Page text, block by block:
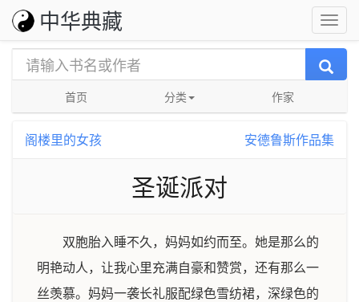
中华典藏
首页 分类 作家
阁楼里的女孩 安德鲁斯作品集
圣诞派对
双胞胎入睡不久，妈妈如约而至。她是那么的
明艳动人，让我心里充满自豪和赞赏，还有那么一
丝羡慕。妈妈一袭长礼服配绿色雪纺裙，深绿色的